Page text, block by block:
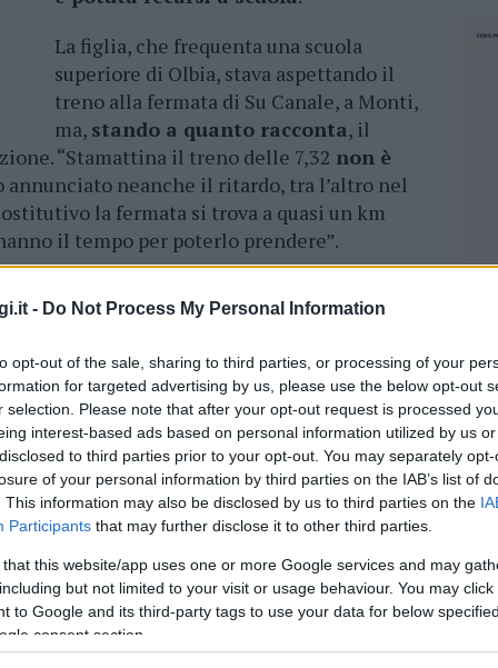
- Do Not Process My Personal Information
opt-out of the sale, sharing to third parties, or processing of your
for targeted advertising by us, please use the below opt-out
selection. Please note that after your opt-out request is processed
interest-based ads based on personal information utilized by us
to third parties prior to your opt-out. You may separately
of your personal information by third parties on the IAB’s list of
This information may also be disclosed by us to third parties on the
Participants that may further disclose it to other third parties.
that this website/app uses one or more Google services and may
but not limited to your visit or usage behaviour. You may
to Google and its third-party tags to use your data for below
consent section.
La figlia, che frequenta una scuola
superiore di Olbia, stava aspettando il
treno alla fermata di Su Canale, a Monti,
ma, stando a quanto racconta, il
“Stamattina il treno delle 7,32 non è
annunciato neanche il ritardo, tra l’altro nel
la fermata si trova a quasi un km
il tempo per poterlo prendere”.
il treno non passa
per cui mia figlia ha fatto più volte
soprattutto i ritardi e con la nuova stazione
per arrivare nella vecchia fare il certificato
a giustificare il ritardo, non le dico le
ora non si può più entrare a scuola”.
comunicati dall’azienda.“Non abbiamo
né annunci riguardo al mancato
con il pullman – dichiara -.
a Su Canale perché non ha spazio di
in uno spazio sterrato oltretutto a quasi un
in poco tempo e ovviamente in
è giusto perché abbiamo pagato un